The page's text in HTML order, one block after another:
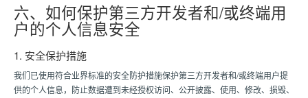
六、如何保护第三方开发者和/或终端用
户的个人信息安全
1. 安全保护措施
我们已使用符合业界标准的安全防护措施保护第三方开发者和/或终端用户提
供的个人信息，防止数据遭到未经授权访问、公开披露、使用、修改、损毁、